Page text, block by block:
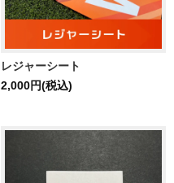
レジャーシート
2,000円(税込)